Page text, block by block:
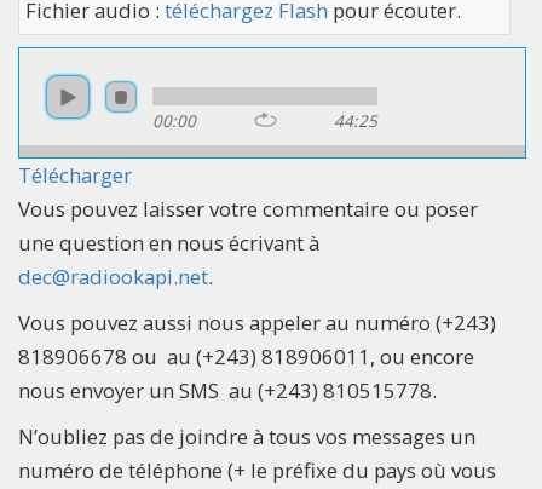
Fichier audio : téléchargez Flash pour écouter.
00:00 44:25
Télécharger
Vous pouvez laisser votre commentaire ou poser
une question en nous écrivant à
dec@radiookapi.net.
Vous pouvez aussi nous appeler au numéro (+243)
818906678 ou au (+243) 818906011, ou encore
nous envoyer un SMS au (+243) 810515778.
N’oubliez pas de joindre à tous vos messages un
numéro de téléphone (+ le préfixe du pays où vous